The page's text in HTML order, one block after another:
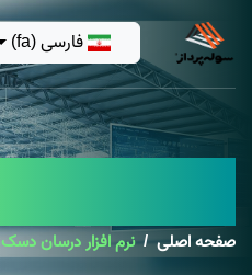
فارسی (fa)
صفحه اصلی نرم افزار درسان دسک